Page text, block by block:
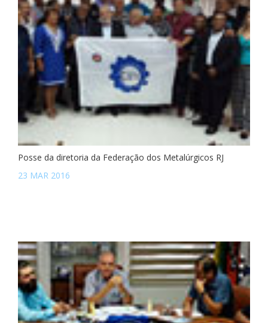
Posse da diretoria da Federação dos Metalúrgicos RJ
23 MAR 2016